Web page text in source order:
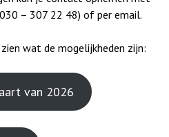
– 307 22 48) of per email.
wat de mogelijkheden zijn:
van 2026